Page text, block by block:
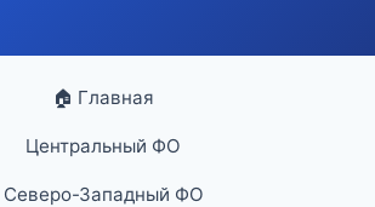
🏠 Главная
Центральный ФО
Северо-Западный ФО